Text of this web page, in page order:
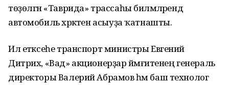
төҙөлгән «Таврида» трассаһы биләмәләрендә
автомобиль хәрәкәтен асыуҙа ҡатнашты.
Ил етәксеһе транспорт министры Евгений
Дитрих, «Вад» акционерҙар йәмғиәтенең генераль
директоры Валерий Абрамов һәм баш технолог